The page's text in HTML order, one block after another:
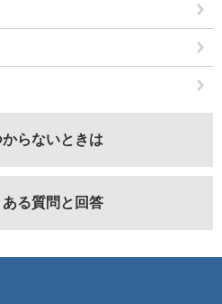
からないときは
ある質問と回答